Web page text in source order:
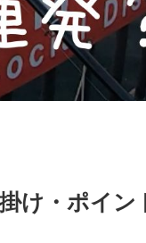
け・ポイン